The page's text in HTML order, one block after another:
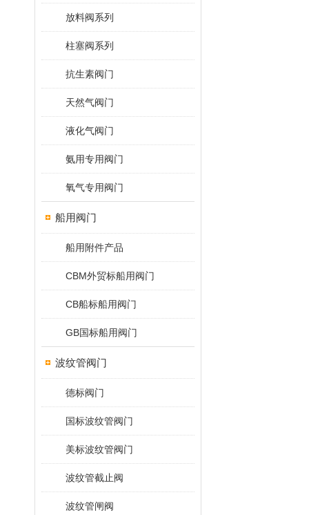
放料阀系列
柱塞阀系列
抗生素阀门
天然气阀门
液化气阀门
氨用专用阀门
氧气专用阀门
船用阀门
船用附件产品
CBM外贸标船用阀门
CB船标船用阀门
GB国标船用阀门
波纹管阀门
德标阀门
国标波纹管阀门
美标波纹管阀门
波纹管截止阀
波纹管闸阀